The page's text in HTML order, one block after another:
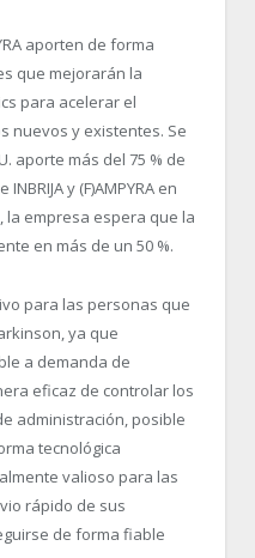
aporten de forma
que mejorarán la
para acelerar el
nuevos y existentes. Se
aporte más del 75 % de
y (F)AMPYRA en
la empresa espera que la
en más de un 50 %.
para las personas que
ya que
a demanda de
eficaz de controlar los
administración, posible
tecnológica
valioso para las
rápido de sus
de forma fiable